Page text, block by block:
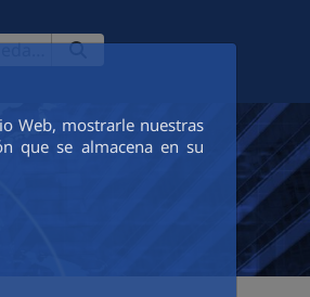
Web, mostrarle nuestras
que se almacena en su